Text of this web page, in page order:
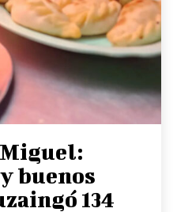
Miguel:
buenos
134